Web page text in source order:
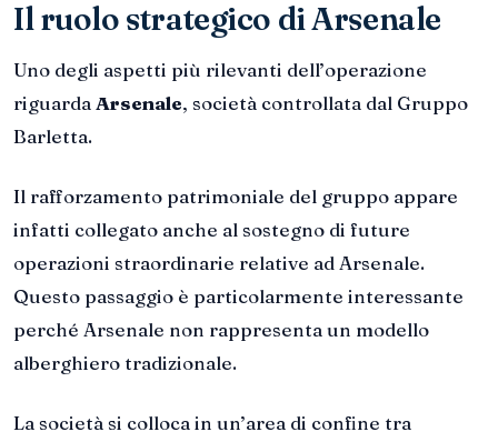
Il ruolo strategico di Arsenale
Uno degli aspetti più rilevanti dell’operazione
riguardaArsenale, società controllata dal Gruppo
Barletta.
Il rafforzamento patrimoniale del gruppo appare
infatti collegato anche al sostegno di future
operazioni straordinarie relative ad Arsenale.
Questo passaggio è particolarmente interessante
perché Arsenale non rappresenta un modello
alberghiero tradizionale.
La società si colloca in un’area di confine tra